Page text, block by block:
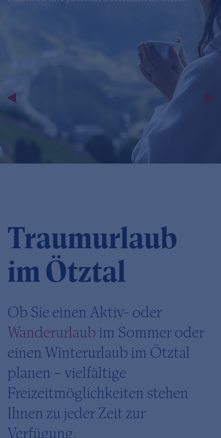
Traumurlaub
im Ötztal
Ob Sie einen Aktiv- oder
Wanderurlaub im Sommer oder
einen Winterurlaub im Ötztal
planen – vielfältige
Freizeitmöglichkeiten stehen
Ihnen zu jeder Zeit zur
Verfügung.